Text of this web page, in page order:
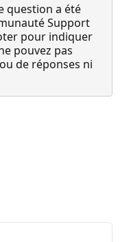
question a été
Support
pour indiquer
pouvez pas
de réponses ni